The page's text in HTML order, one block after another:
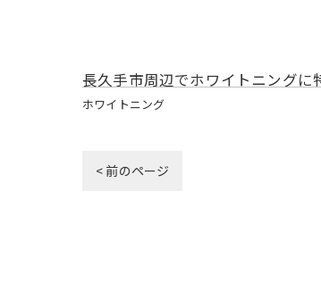
長久手市周辺でホワイトニングに
ホワイトニング
< 前のページ